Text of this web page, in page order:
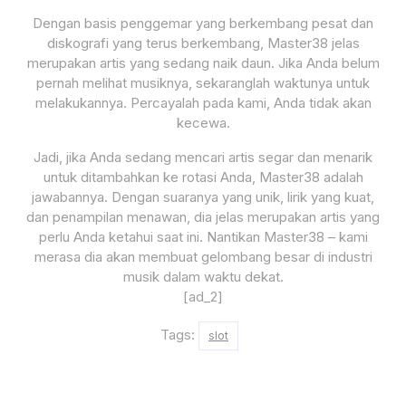
Dengan basis penggemar yang berkembang pesat dan
diskografi yang terus berkembang, Master38 jelas
merupakan artis yang sedang naik daun. Jika Anda belum
pernah melihat musiknya, sekaranglah waktunya untuk
melakukannya. Percayalah pada kami, Anda tidak akan
kecewa.
Jadi, jika Anda sedang mencari artis segar dan menarik
untuk ditambahkan ke rotasi Anda, Master38 adalah
jawabannya. Dengan suaranya yang unik, lirik yang kuat,
dan penampilan menawan, dia jelas merupakan artis yang
perlu Anda ketahui saat ini. Nantikan Master38 – kami
merasa dia akan membuat gelombang besar di industri
musik dalam waktu dekat.
[ad_2]
Tags: slot